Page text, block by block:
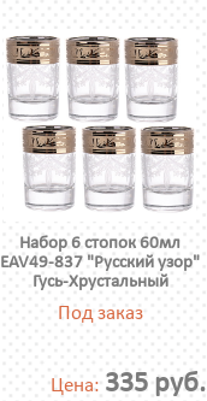
Набор 6 стопок 60мл
EAV49-837 "Русский узор"
Гусь-Хрустальный
Под заказ
Цена: 335 руб.